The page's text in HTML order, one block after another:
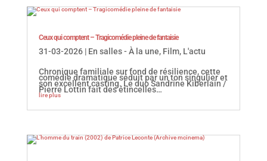
Ceux qui comptent – Tragicomédie pleine de fantaisie
31-03-2026| En salles - À la une, Film, L'actu
Chronique familiale sur fond de résilience, cette
comédie dramatique séduit par un ton singulier et
son excellent casting. Le duo Sandrine Kiberlain /
Pierre Lottin fait des étincelles…
lire plus